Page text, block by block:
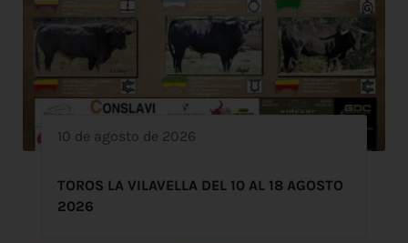
10 de agosto de 2026
TOROS LA VILAVELLA DEL 10 AL 18 AGOSTO
2026